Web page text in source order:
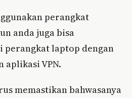
perangkat
anda juga bisa
perangkat laptop dengan
aplikasi VPN.
memastikan bahwasanya